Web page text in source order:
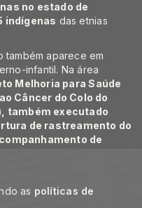
no estado de
indígenas das etnias
também aparece em
infantil. Na área
Melhoria para Saúde
Câncer do Colo do
também executado
de rastreamento do
de
as políticas de